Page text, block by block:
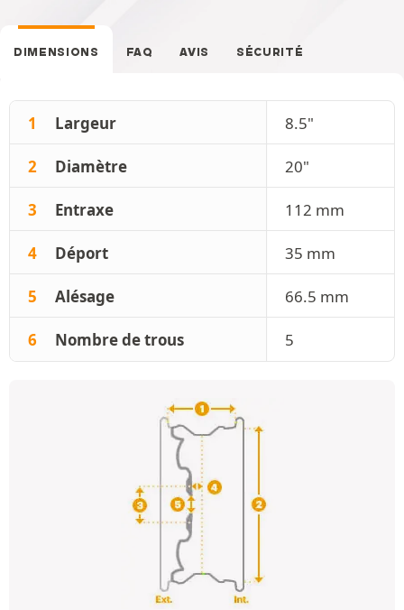
DIMENSIONS FAQ AVIS SÉCURITÉ
1 Largeur 8.5"
2 Diamètre 20"
3 Entraxe 112 mm
4 Déport 35 mm
5 Alésage 66.5 mm
6 Nombre de trous 5